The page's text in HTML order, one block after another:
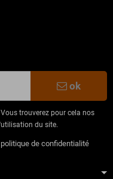
ok
trouverez pour cela nos
du site.
de confidentialité